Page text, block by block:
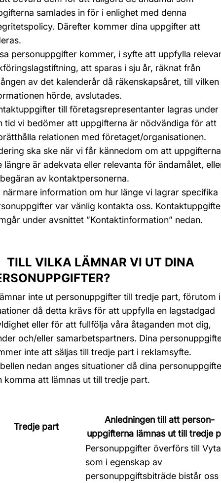
samlades in för i enlighet med denna
Därefter kommer dina uppgifter att
personuppgifter kommer, i syfte att uppfylla
att sparas i sju år, räknat från
av det kalenderår då räkenskapsåret, till vilken
hörde, avslutades.
till företagsrepresentanter lagras under
tid vi bedömer att uppgifterna är nödvändiga för att
relationen med företaget/organisationen.
ska ske när vi får kännedom om att uppgifterna
längre är adekvata eller relevanta för ändamålet,
av kontaktpersonerna.
närmare information om hur länge vi lagrar specifika
var vänlig kontakta oss.
under avsnittet ”Kontaktinformation” nedan.
VILKA LÄMNAR VI UT DINA
inte ut personuppgifter till tredje part, förutom i
då detta krävs för att uppfylla en lagstadgad
eller för att fullfölja våra åtaganden mot dig,
och/eller samarbetspartners. Dina
inte att säljas till tredje part i reklamsyfte.
nedan anges situationer då dina
komma att lämnas ut till tredje part.
Tredje part
Anledningen till att person-
uppgifterna lämnas ut till tredje
Personuppgifter överförs till Vyta
som i egenskap av
personuppgiftsbiträde bistår oss